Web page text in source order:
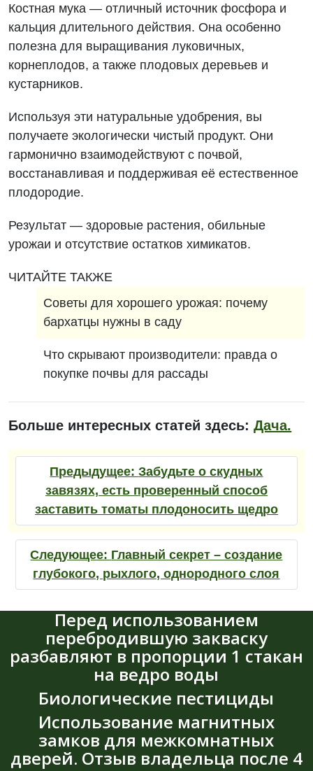
Костная мука — отличный источник фосфора и
кальция длительного действия. Она особенно
полезна для выращивания луковичных,
корнеплодов, а также плодовых деревьев и
кустарников.
Используя эти натуральные удобрения, вы
получаете экологически чистый продукт. Они
гармонично взаимодействуют с почвой,
восстанавливая и поддерживая её естественное
плодородие.
Результат — здоровые растения, обильные
урожаи и отсутствие остатков химикатов.
ЧИТАЙТЕ ТАКЖЕ
Советы для хорошего урожая: почему
бархатцы нужны в саду
Что скрывают производители: правда о
покупке почвы для рассады
Больше интересных статей здесь:Дача.
Предыдущее:Забудьте о скудных
завязях, есть проверенный способ
заставить томаты плодоносить щедро
Следующее: Главный секрет – создание
глубокого, рыхлого, однородного слоя
Перед использованием
перебродившую закваску
разбавляют в пропорции 1 стакан
на ведро воды
Биологические пестициды
Использование магнитных
замков для межкомнатных
дверей. Отзыв владельца после 4